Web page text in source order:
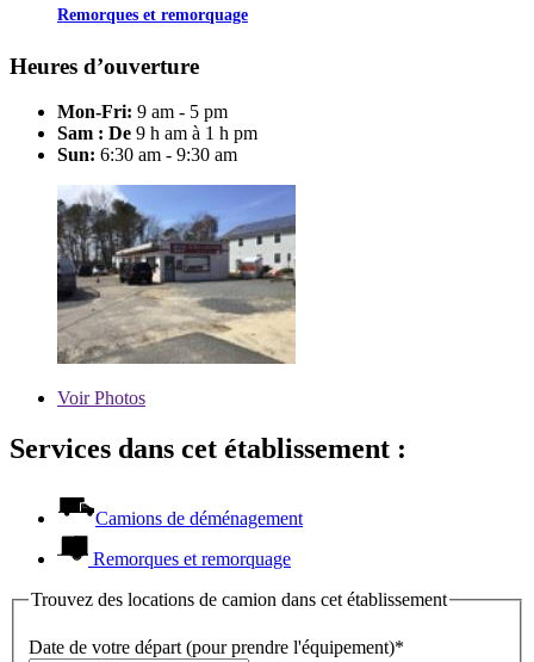
Remorques et remorquage
Heures d’ouverture
Mon-Fri: 9 am - 5 pm
Sam : De 9 h am à 1 h pm
Sun: 6:30 am - 9:30 am
VoirPhotos
Services dans cet établissement :
Camions de déménagement
Remorques et remorquage
Trouvez des locations de camion dans cet établissement
Date de votre départ (pour prendre l'équipement)*